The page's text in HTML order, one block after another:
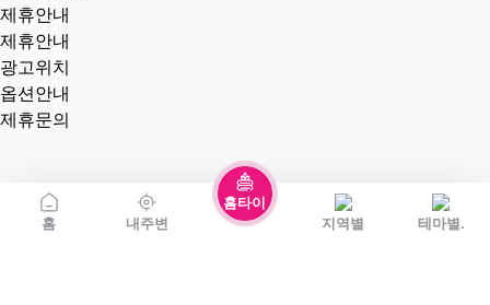
홈 내주변
홈타이
지역별
테마별.
제휴안내
제휴안내
광고위치
옵션안내
제휴문의